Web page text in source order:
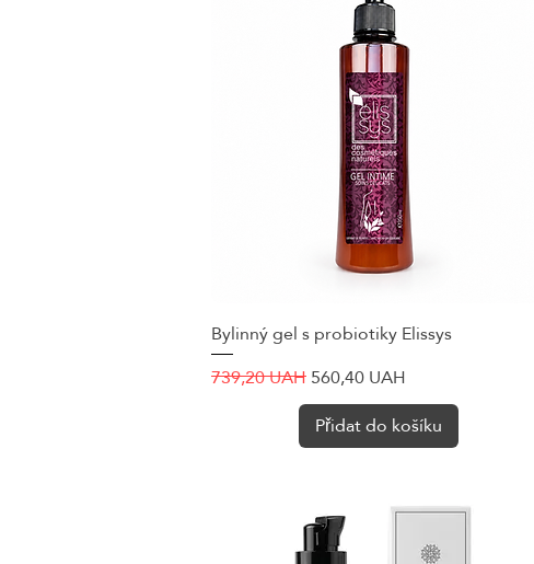
Rychlý náhled
Bylinný gel s probiotiky Elissys
Běžná cena
739,20 UAHZvýhodněná cena
560,40 UAH
Přidat do košíku